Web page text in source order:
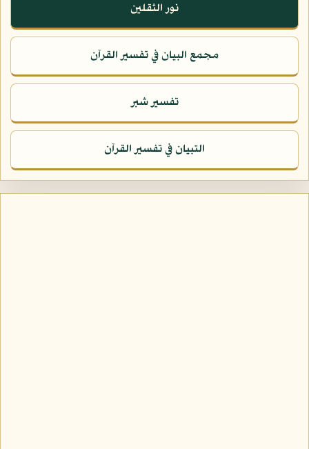
نور الثقلين
مجمع البيان في تفسير القرآن
تفسير شبر
التبيان في تفسير القرآن